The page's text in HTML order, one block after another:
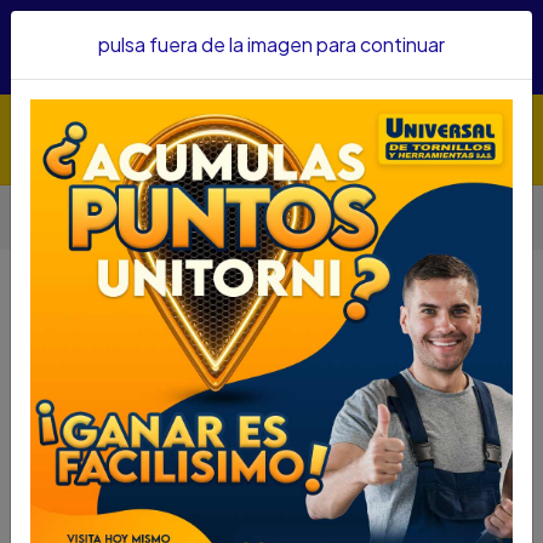
confianza&nbsp;Recibe un KIT PARRILLERO por compras
Herramientas Herramienta Manual
LLAVE FIJA STANLEY 14 X 15 86-824
LLAVE FIJA STANLEY 14 X 15 86-824
LLAVE FIJA STANLEY 14 X 15 86-824
SKU...66060025
DESCRIPCIÓN...
La Llave Fija 14 X 15 Stanley, esta hecha y construida
pulsa fuera de la imagen para continuar